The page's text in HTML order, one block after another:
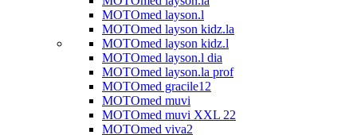
MOTOmed layson.l
MOTOmed layson kidz.la
MOTOmed layson kidz.l
MOTOmed layson.l dia
MOTOmed layson.la prof
MOTOmed gracile12
MOTOmed muvi
MOTOmed muvi XXL 22
MOTOmed viva2